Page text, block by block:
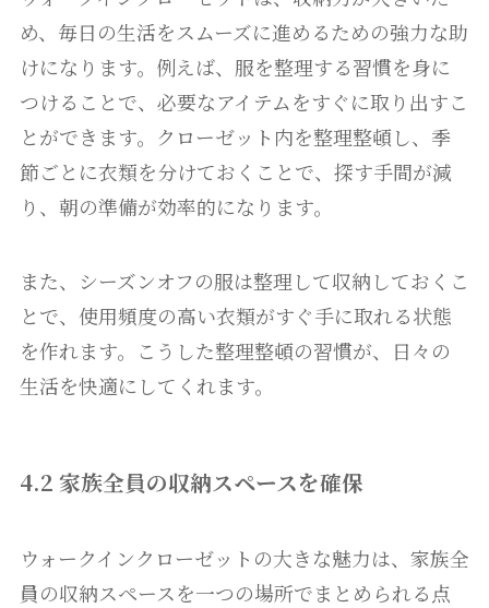
め、毎日の生活をスムーズに進めるための強力な助
けになります。例えば、服を整理する習慣を身に
つけることで、必要なアイテムをすぐに取り出すこ
とができます。クローゼット内を整理整頓し、季
節ごとに衣類を分けておくことで、探す手間が減
り、朝の準備が効率的になります。
また、シーズンオフの服は整理して収納しておくこ
とで、使用頻度の高い衣類がすぐ手に取れる状態
を作れます。こうした整理整頓の習慣が、日々の
生活を快適にしてくれます。
4.2 家族全員の収納スペースを確保
ウォークインクローゼットの大きな魅力は、家族全
員の収納スペースを一つの場所でまとめられる点